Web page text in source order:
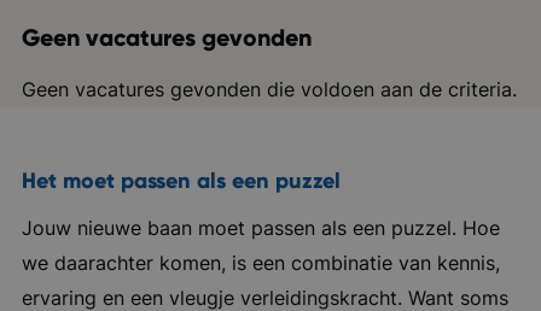
Geen vacatures gevonden
Geen vacatures gevonden die voldoen aan de criteria.
Het moet passen als een puzzel
Jouw nieuwe baan moet passen als een puzzel. Hoe
we daarachter komen, is een combinatie van kennis,
ervaring en een vleugje verleidingskracht. Want soms